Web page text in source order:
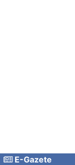
E-Gazete